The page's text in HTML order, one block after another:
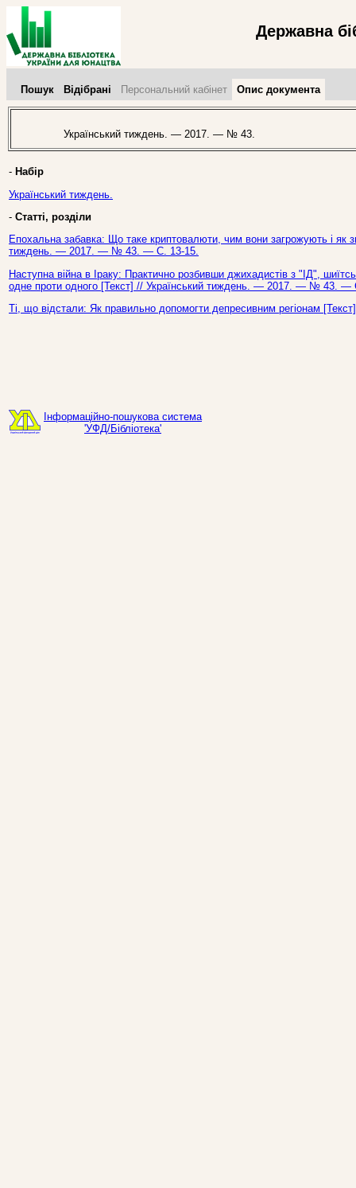
Державна
Пошук Відібрані Персональний кабінет Опис документа
Український тиждень. — 2017. — № 43.
- Набір
Український тиждень.
- Статті, розділи
Епохальна забавка: Що таке криптовалюти, чим вони загрожують і як
тиждень. — 2017. — № 43. — С. 13-15.
Наступна війна в Іраку: Практично розбивши джихадистів з "ІД",
одне проти одного [Текст] // Український тиждень. — 2017. — № 43. —
Ті, що відстали: Як правильно допомогти депресивним регіонам
Інформаційно-пошукова система
'УФД/Бібліотека'